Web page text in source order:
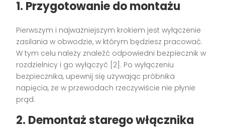
1. Przygotowanie do montażu
Pierwszym i najważniejszym krokiem jest wyłączenie
zasilania w obwodzie, w którym będziesz pracować.
W tym celu należy znaleźć odpowiedni bezpiecznik w
rozdzielnicy i go wyłączyć [2]. Po wyłączeniu
bezpiecznika, upewnij się używając próbnika
napięcia, że w przewodach rzeczywiście nie płynie
prąd.
2. Demontaż starego włącznika